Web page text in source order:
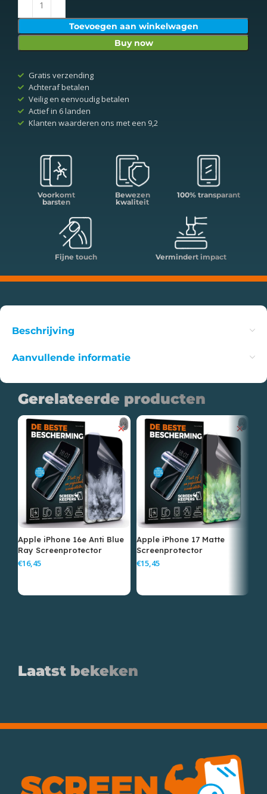
Toevoegen aan winkelwagen
Buy now
Gratis verzending
Achteraf betalen
Veilig en eenvoudig betalen
Actief in 6 landen
Klanten waarderen ons met een 9,2
Voorkomt
barsten
Bewezen
kwaliteit
100% transparant
Fijne touch Vermindert impact
Beschrijving
Aanvullende informatie
Gerelateerde producten
Apple iPhone 16e Anti Blue
Ray Screenprotector
€
Apple iPhone 17 Matte
Screenprotector
€
Laatst bekeken